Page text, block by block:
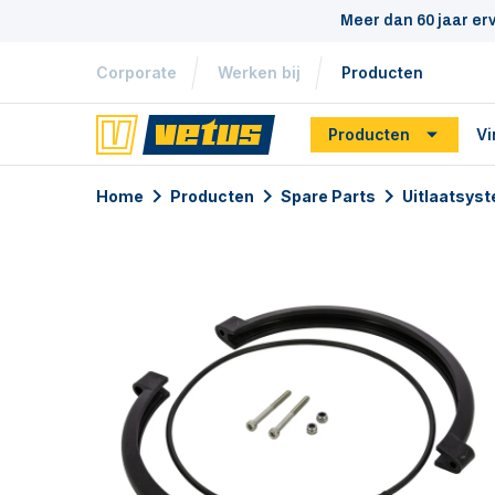
Meer dan 60 jaar
Corporate Werken bij Producten
Producten
Home Producten Spare Parts